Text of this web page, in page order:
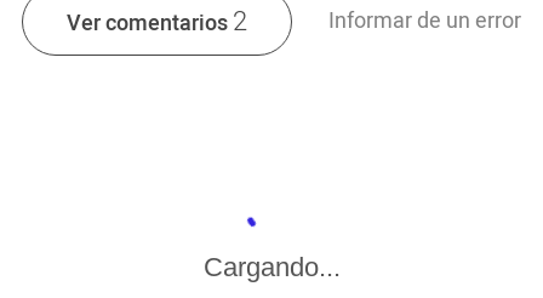
Ver comentarios2 Informar de un error
Cargando...